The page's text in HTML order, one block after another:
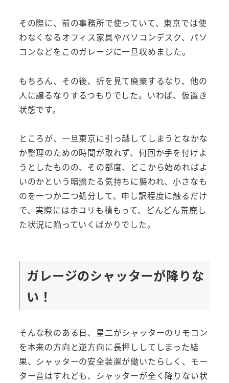
その際に、前の事務所で使っていて、東京では使
わなくなるオフィス家具やパソコンデスク、パソ
コンなどをこのガレージに一旦収めました。
もちろん、その後、折を見て廃棄するなり、他の
人に譲るなりするつもりでした。いわば、仮置き
状態です。
ところが、一旦東京に引っ越してしまうとなかな
か整理のための時間が取れず、何回か手を付けよ
うとしたものの、その都度、どこから始めればよ
いのかという暗澹たる気持ちに襲われ、小さなも
のを一つか二つ処分して、申し訳程度に触るだけ
で、実際にはホコリも積もって、どんどん荒廃し
た状況に陥っていくばかりでした。
ガレージのシャッターが降りな
い！
そんな秋のある日、星二がシャッターのリモコン
を本来の方向と逆方向に長押ししてしまった結
果、シャッターの安全装置が働いたらしく、モー
ター音はすれども、シャッターが全く降りない状